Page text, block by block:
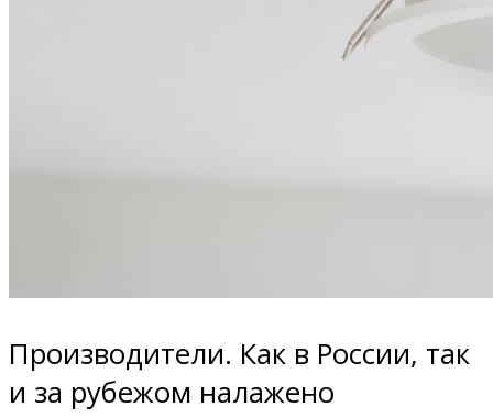
Производители. Как в России, так
и за рубежом налажено